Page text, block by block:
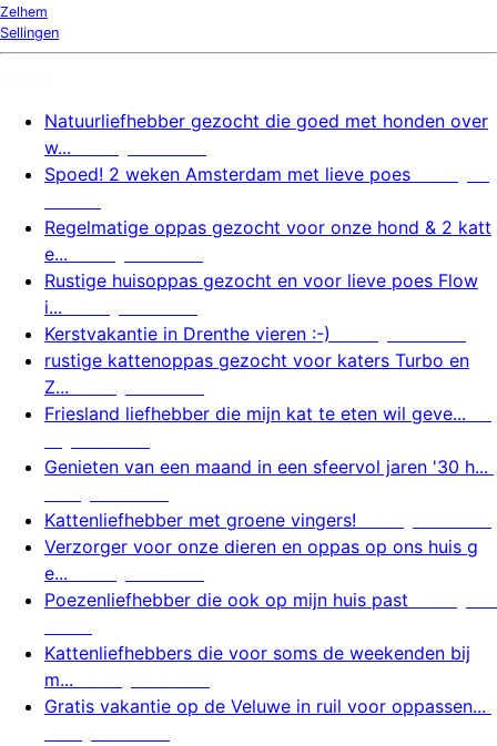
Zelhem
Sellingen
Natuurliefhebber gezocht die goed met honden over
w...
Spoed! 2 weken Amsterdam met lieve poes
Regelmatige oppas gezocht voor onze hond & 2 katt
e...
Rustige huisoppas gezocht en voor lieve poes Flow
i...
Kerstvakantie in Drenthe vieren :-)
rustige kattenoppas gezocht voor katers Turbo en
Z...
Friesland liefhebber die mijn kat te eten wil geve...
Genieten van een maand in een sfeervol jaren '30 h...
Kattenliefhebber met groene vingers!
Verzorger voor onze dieren en oppas op ons huis g
e...
Poezenliefhebber die ook op mijn huis past
Kattenliefhebbers die voor soms de weekenden bij
m...
Gratis vakantie op de Veluwe in ruil voor oppassen...